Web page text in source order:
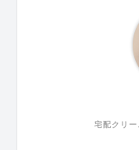
宅配クリ